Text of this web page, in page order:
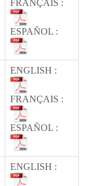
FRANÇAIS :
ESPAÑOL :
ENGLISH :
FRANÇAIS :
ESPAÑOL :
ENGLISH :